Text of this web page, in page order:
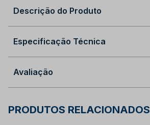
Descrição do Produto
Especificação Técnica
Avaliação
PRODUTOS RELACIONADOS